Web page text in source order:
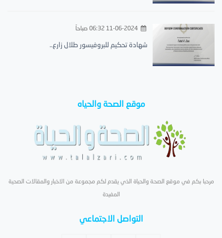
11-06-2024 06:32 صباحاً
شهادة تحكيم للبروفيسور طلال زارع..
موقع الصحة والحياه
مرحبا بكم في موقع الصحة والحياة الذي يقدم لكم مجموعة من الاخبار والمقالات الصحية
المفيدة
التواصل الاجتماعي